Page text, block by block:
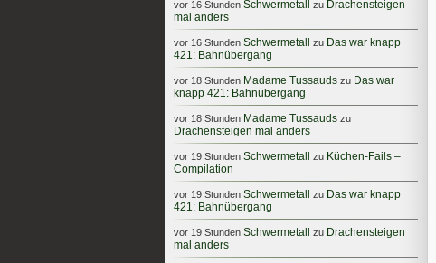
vor 16 Stunden Schwermetall zu Drachensteigen
mal anders
vor 16 Stunden Schwermetall zu Das war knapp
421: Bahnübergang
vor 18 Stunden Madame Tussauds zu Das war
knapp 421: Bahnübergang
vor 18 Stunden Madame Tussauds zu
Drachensteigen mal anders
vor 19 Stunden Schwermetall zu Küchen-Fails –
Compilation
vor 19 Stunden Schwermetall zu Das war knapp
421: Bahnübergang
vor 19 Stunden Schwermetall zu Drachensteigen
mal anders